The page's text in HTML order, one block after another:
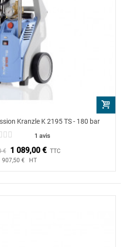
Kranzle K 2195 TS - 180 bar
1 avis
€ 1 089,00 € TTC
907,50 € HT